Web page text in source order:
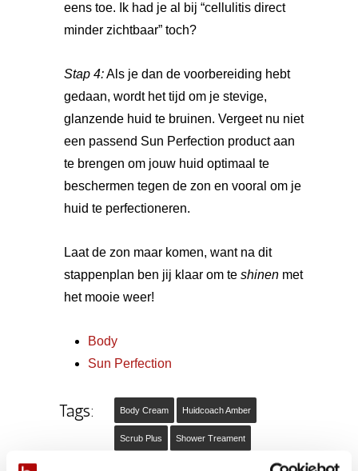
eens toe. Ik had je al bij “cellulitis direct
minder zichtbaar” toch?
Stap 4:Als je dan de voorbereiding hebt
gedaan, wordt het tijd om je stevige,
glanzende huid te bruinen. Vergeet nu niet
een passend Sun Perfection product aan
te brengen om jouw huid optimaal te
beschermen tegen de zon en vooral om je
huid te perfectioneren.
Laat de zon maar komen, want na dit
stappenplan ben jij klaar om te shinen met
het mooie weer!
Body
Sun Perfection
Tags: Body Cream Huidcoach Amber
Scrub Plus Shower Treament